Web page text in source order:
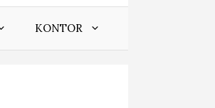
KONTOR